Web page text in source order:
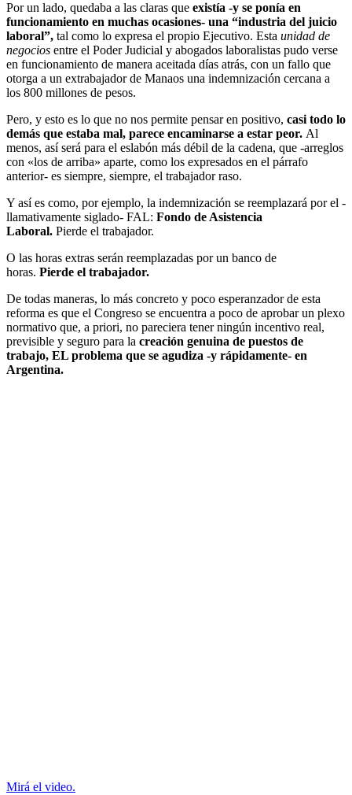
Por un lado, quedaba a las claras que existía -y se ponía en
funcionamiento en muchas ocasiones- una “industria del juicio
laboral”, tal como lo expresa el propio Ejecutivo. Esta unidad de
negocios entre el Poder Judicial y abogados laboralistas pudo verse
en funcionamiento de manera aceitada días atrás, con un fallo que
otorga a un extrabajador de Manaos una indemnización cercana a
los 800 millones de pesos.
Pero, y esto es lo que no nos permite pensar en positivo, casi todo lo
demás que estaba mal, parece encaminarse a estar peor. Al
menos, así será para el eslabón más débil de la cadena, que -arreglos
con «los de arriba» aparte, como los expresados en el párrafo
anterior- es siempre, siempre, el trabajador raso.
Y así es como, por ejemplo, la indemnización se reemplazará por el -
llamativamente siglado- FAL: Fondo de Asistencia
Laboral. Pierde el trabajador.
O las horas extras serán reemplazadas por un banco de
horas. Pierde el trabajador.
De todas maneras, lo más concreto y poco esperanzador de esta
reforma es que el Congreso se encuentra a poco de aprobar un plexo
normativo que, a priori, no pareciera tener ningún incentivo real,
previsible y seguro para la creación genuina de puestos de
trabajo, EL problema que se agudiza -y rápidamente- en
Argentina.
Mirá el video.